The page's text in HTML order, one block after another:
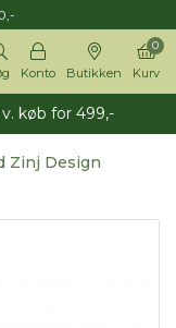
Konto Butikken Kurv
0
køb for 499,-
Zinj Design